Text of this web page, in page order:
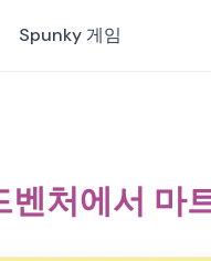
Spunky 게임
처에서 마